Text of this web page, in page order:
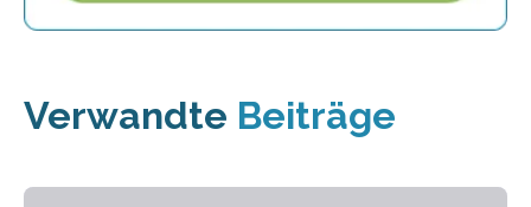
Verwandte Beiträge